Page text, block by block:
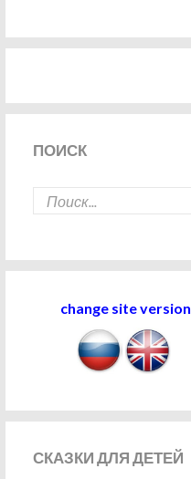
ПОИСК
change site version
СКАЗКИДЛЯ ДЕТЕЙ